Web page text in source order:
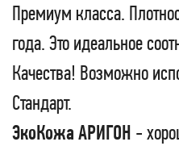
Премиум класса.
года. Это идеальное
Качества! Возможно
Стандарт.
ЭкоКожа АРИГОН -